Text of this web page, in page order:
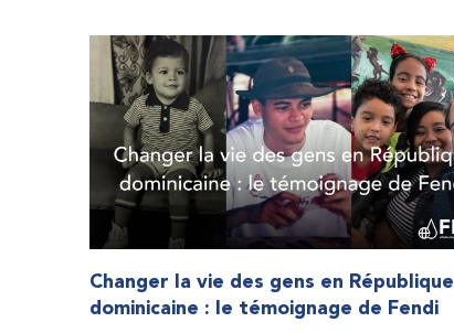
Changer la vie des gens en République
dominicaine : le témoignage de Fendi